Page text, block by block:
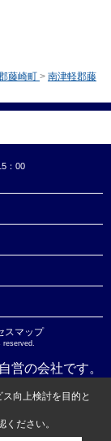
藤崎町 > 南津軽郡藤
：00
スマップ
営の会社です。
向上検討を目的と
ください。